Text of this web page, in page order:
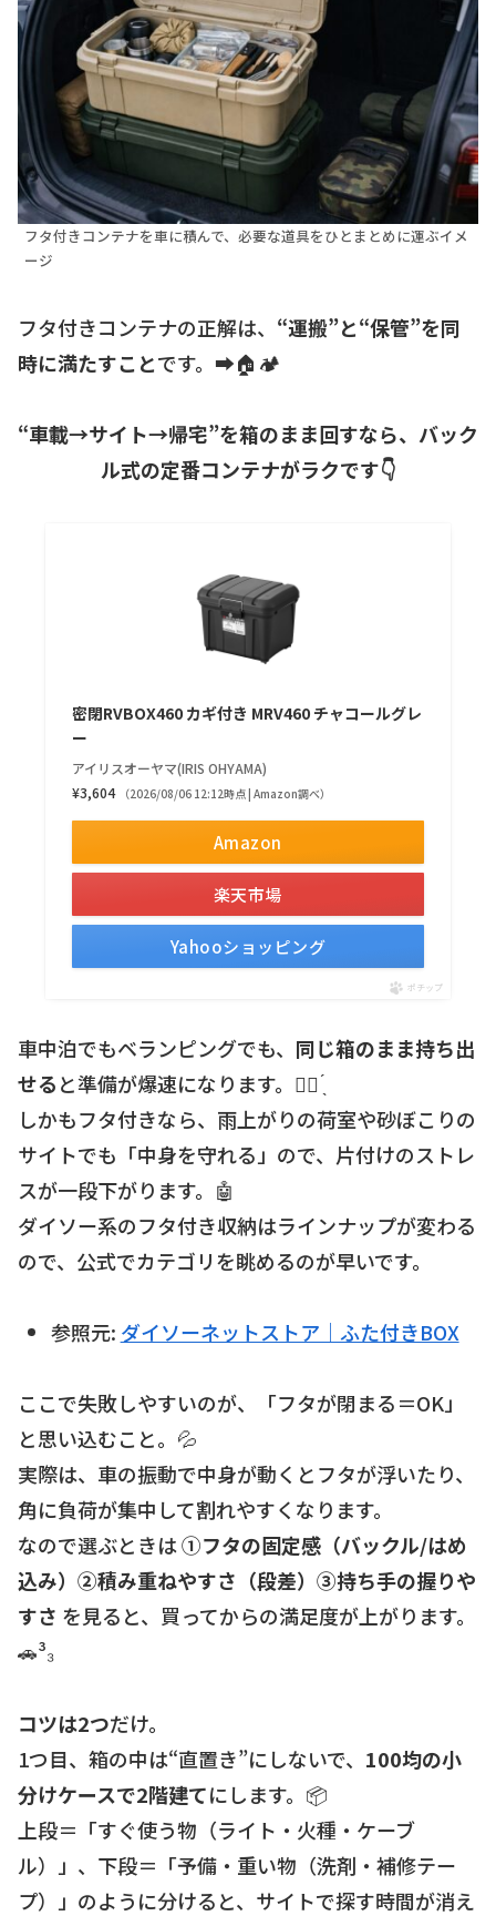
フタ付きコンテナを車に積んで、必要な道具をひとまとめに運ぶイメ
ージ
フタ付きコンテナの正解は、 “運搬”と“保管”を同
時に満たすことです。➡️🏠🏕️
“車載→サイト→帰宅”を箱のまま回すなら、バック
ル式の定番コンテナがラクです👇
密閉RVBOX460 カギ付き MRV460 チャコールグレ
ー
アイリスオーヤマ(IRIS OHYAMA)
¥3,604 （2026/08/06 12:12時点 | Amazon調べ）
Amazon
楽天市場
Yahooショッピング
ポチップ
車中泊でもベランピングでも、 同じ箱のまま持ち出
せると準備が爆速になります。☝🏻 ̖́
しかもフタ付きなら、雨上がりの荷室や砂ぼこりの
サイトでも「中身を守れる」ので、片付けのストレ
スが一段下がります。🤖
ダイソー系のフタ付き収納はラインナップが変わる
ので、公式でカテゴリを眺めるのが早いです。
参照元: ダイソーネットストア｜ふた付きBOX
ここで失敗しやすいのが、「フタが閉まる＝OK」
と思い込むこと。💦
実際は、車の振動で中身が動くとフタが浮いたり、
角に負荷が集中して割れやすくなります。
なので選ぶときは①フタの固定感（バックル/はめ
込み）②積み重ねやすさ（段差）③持ち手の握りや
すさ を見ると、買ってからの満足度が上がります。
🚗³₃
コツは2つだけ。
1つ目、箱の中は“直置き”にしないで、 100均の小
分けケースで2階建てにします。📦
上段＝「すぐ使う物（ライト・火種・ケーブ
ル）」、下段＝「予備・重い物（洗剤・補修テー
プ）」のように分けると、サイトで探す時間が消え